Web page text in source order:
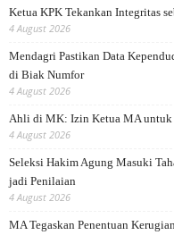
Ketua KPK Tekankan Integritas
4 August 2026
Mendagri Pastikan Data
di Biak Numfor
4 August 2026
Ahli di MK: Izin Ketua MA untuk
4 August 2026
Seleksi Hakim Agung Masuki
jadi Penilaian
4 August 2026
MA Tegaskan Penentuan